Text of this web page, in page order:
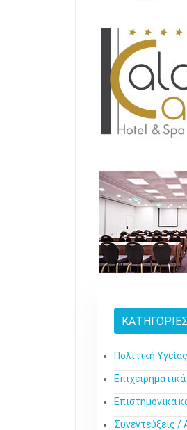
ΚΑΤΗΓΟΡΊΕΣ
Πολιτική Υγείας
Επιστημονικά
Συνεντεύξεις /